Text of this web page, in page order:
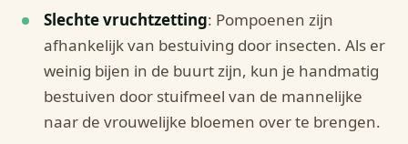
Slechte vruchtzetting: Pompoenen zijn
afhankelijk van bestuiving door insecten. Als er
weinig bijen in de buurt zijn, kun je handmatig
bestuiven door stuifmeel van de mannelijke
naar de vrouwelijke bloemen over te brengen.